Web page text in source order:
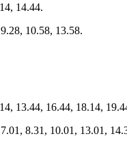
14.44.
9.28, 10.58, 13.58.
13.44, 16.44, 18.14,
7.01, 8.31, 10.01, 13.01,